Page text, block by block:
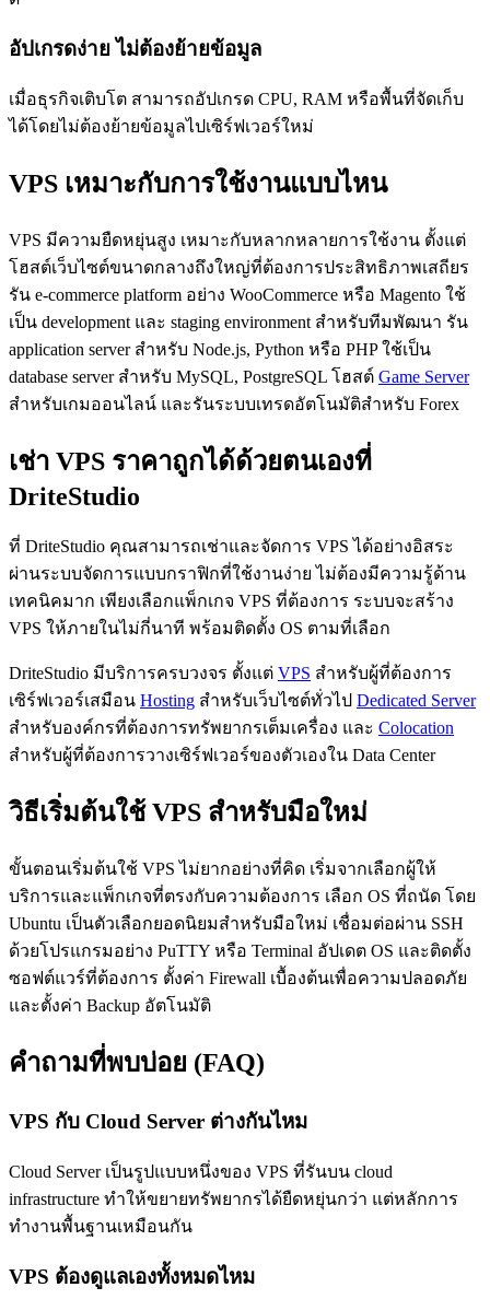
อัปเกรดง่าย ไม่ต้องย้ายข้อมูล
เมื่อธุรกิจเติบโต สามารถอัปเกรด CPU, RAM หรือพื้นที่จัดเก็บ
ได้โดยไม่ต้องย้ายข้อมูลไปเซิร์ฟเวอร์ใหม่
VPS เหมาะกับการใช้งานแบบไหน
VPS มีความยืดหยุ่นสูง เหมาะกับหลากหลายการใช้งาน ตั้งแต่
โฮสต์เว็บไซต์ขนาดกลางถึงใหญ่ที่ต้องการประสิทธิภาพเสถียร
รัน e-commerce platform อย่าง WooCommerce หรือ Magento ใช้
เป็น development และ staging environment สำหรับทีมพัฒนา รัน
application server สำหรับ Node.js, Python หรือ PHP ใช้เป็น
database server สำหรับ MySQL, PostgreSQL โฮสต์ Game Server
สำหรับเกมออนไลน์ และรันระบบเทรดอัตโนมัติสำหรับ Forex
เช่า VPS ราคาถูกได้ด้วยตนเองที่
DriteStudio
ที่ DriteStudio คุณสามารถเช่าและจัดการ VPS ได้อย่างอิสระ
ผ่านระบบจัดการแบบกราฟิกที่ใช้งานง่าย ไม่ต้องมีความรู้ด้าน
เทคนิคมาก เพียงเลือกแพ็กเกจ VPS ที่ต้องการ ระบบจะสร้าง
VPS ให้ภายในไม่กี่นาที พร้อมติดตั้ง OS ตามที่เลือก
DriteStudio มีบริการครบวงจร ตั้งแต่ VPS สำหรับผู้ที่ต้องการ
เซิร์ฟเวอร์เสมือน Hosting สำหรับเว็บไซต์ทั่วไป Dedicated Server
สำหรับองค์กรที่ต้องการทรัพยากรเต็มเครื่อง และ Colocation
สำหรับผู้ที่ต้องการวางเซิร์ฟเวอร์ของตัวเองใน Data Center
วิธีเริ่มต้นใช้ VPS สำหรับมือใหม่
ขั้นตอนเริ่มต้นใช้ VPS ไม่ยากอย่างที่คิด เริ่มจากเลือกผู้ให้
บริการและแพ็กเกจที่ตรงกับความต้องการ เลือก OS ที่ถนัด โดย
Ubuntu เป็นตัวเลือกยอดนิยมสำหรับมือใหม่ เชื่อมต่อผ่าน SSH
ด้วยโปรแกรมอย่าง PuTTY หรือ Terminal อัปเดต OS และติดตั้ง
ซอฟต์แวร์ที่ต้องการ ตั้งค่า Firewall เบื้องต้นเพื่อความปลอดภัย
และตั้งค่า Backup อัตโนมัติ
คำถามที่พบบ่อย (FAQ)
VPS กับ Cloud Server ต่างกันไหม
Cloud Server เป็นรูปแบบหนึ่งของ VPS ที่รันบน cloud
infrastructure ทำให้ขยายทรัพยากรได้ยืดหยุ่นกว่า แต่หลักการ
ทำงานพื้นฐานเหมือนกัน
VPS ต้องดูแลเองทั้งหมดไหม